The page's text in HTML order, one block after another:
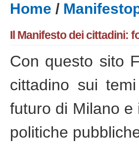
Home /
Il Manifesto dei cittadini:
Con questo sito
cittadino sui
futuro di Milano e
politiche